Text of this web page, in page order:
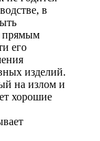
в
прямым
его
изделий.
на излом и
хорошие